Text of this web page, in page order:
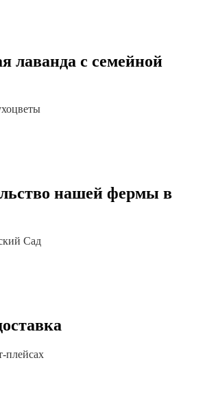
лаванда с семейной
нашей фермы в
Сад
плейсах